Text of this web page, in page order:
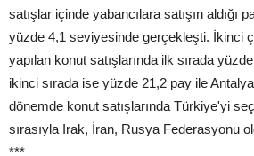
satışlar içinde yabancılara satışın aldığı
yüzde 4,1 seviyesinde gerçekleşti. İkinci
yapılan konut satışlarında ilk sırada
ikinci sırada ise yüzde 21,2 pay ile Antalya
dönemde konut satışlarında Türkiye'yi
sırasıyla Irak, İran, Rusya Federasyonu
***